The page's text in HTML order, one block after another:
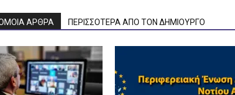
ΑΡΘΡΑ ΠΕΡΙΣΣΟΤΕΡΑ ΑΠΟ ΤΟΝ ΔΗΜΙΟΥΡΓΟ